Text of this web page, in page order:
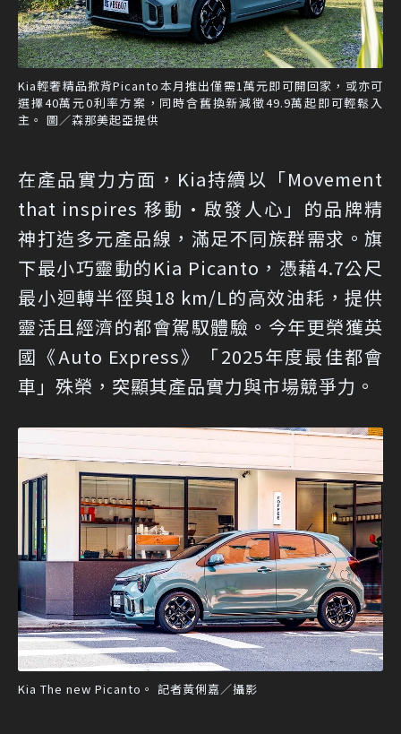
Kia輕奢精品掀背Picanto本月推出僅需1萬元即可開回家，或亦可
選擇40萬元0利率方案，同時含舊換新減徵49.9萬起即可輕鬆入
主。 圖／森那美起亞提供
在產品實力方面，Kia持續以「Movement
that inspires 移動·啟發人心」的品牌精
神打造多元產品線，滿足不同族群需求。旗
下最小巧靈動的Kia Picanto，憑藉4.7公尺
最小迴轉半徑與18 km/L的高效油耗，提供
靈活且經濟的都會駕馭體驗。今年更榮獲英
國《Auto Express》「2025年度最佳都會
車」殊榮，突顯其產品實力與市場競爭力。
Kia The new Picanto。 記者黃俐嘉／攝影